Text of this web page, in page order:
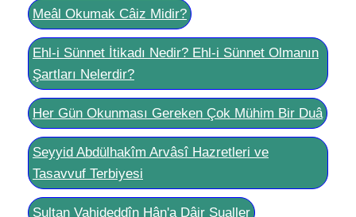
Meâl Okumak Câiz Midir?
Ehl-i Sünnet İtikadı Nedir? Ehl-i Sünnet Olmanın
Şartları Nelerdir?
Her Gün Okunması Gereken Çok Mühim Bir Duâ
Seyyid Abdülhakîm Arvâsî Hazretleri ve
Tasavvuf Terbiyesi
Sultan Vahideddîn Hân'a Dâir Sualler